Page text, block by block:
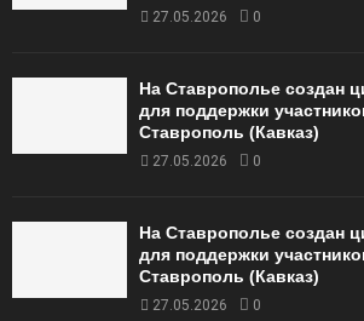
27.05.2026 0
На Ставрополье создан
для поддержки
Ставрополь (Кавказ)
27.05.2026 0
На Ставрополье создан
для поддержки
Ставрополь (Кавказ)
27.05.2026 0